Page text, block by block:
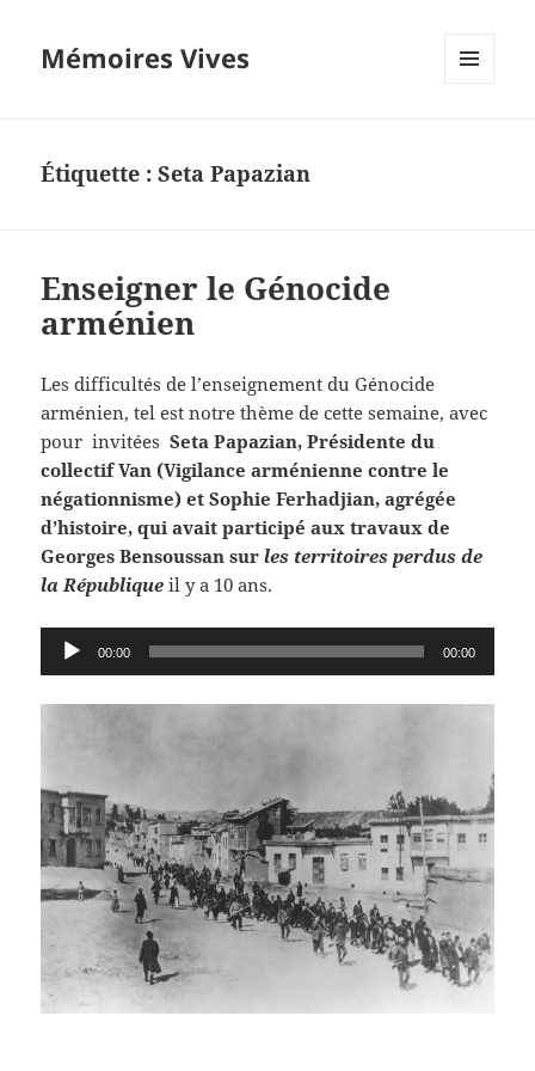
Mémoires Vives
Étiquette :Seta Papazian
Enseigner le Génocide
arménien
Les difficultés de l’enseignement du Génocide
arménien, tel est notre thème de cette semaine, avec
pour invitées Seta Papazian, Présidente du
collectif Van (Vigilance arménienne contre le
négationnisme) et Sophie Ferhadjian, agrégée
d’histoire, qui avait participé aux travaux de
Georges Bensoussan surles territoires perdus de
la République il y a 10 ans.
Lecteur
audio
00:00 00:00